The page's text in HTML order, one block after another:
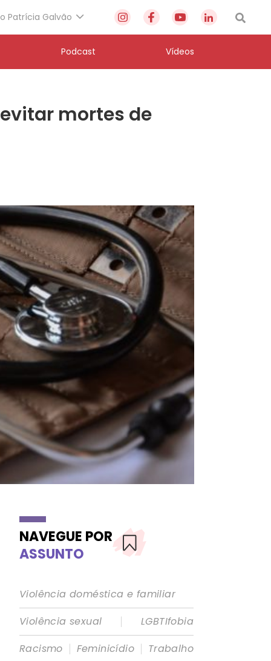
Patrícia Galvão
Podcast Vídeos
mortes de
NAVEGUE POR
ASSUNTO
Violência doméstica e familiar
Violência sexual
|
LGBTIfobia
Racismo | Feminicídio | Trabalho